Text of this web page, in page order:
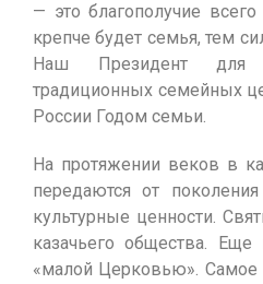
— это благополучие
крепче будет семья, тем
Наш Президент для
традиционных семейных
России Годом семьи.
На протяжении веков в
передаются от
культурные ценности.
казачьего общества.
«малой Церковью».